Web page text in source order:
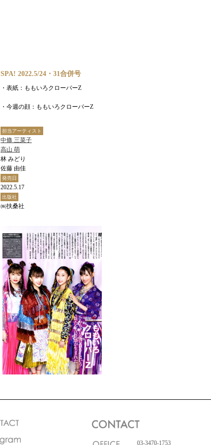
SPA! 2022.5/24・31合併号
・表紙：ももいろクローバーZ
・今週の顔：ももいろクローバーZ
担当アーティスト
中條 三菜子
高山 萌
林 みどり
佐藤 由佳
発売日
2022.5.17
出版社
㈱扶桑社
03-3470-1753